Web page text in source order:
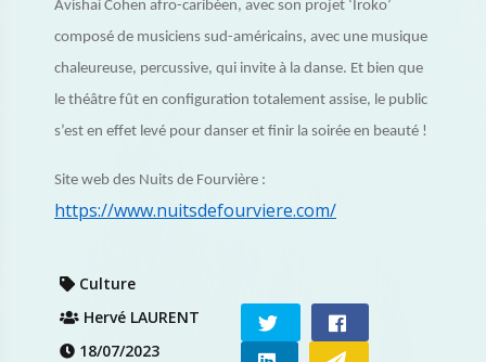
Avishai Cohen afro-caribéen, avec son projet ‘Iroko’
composé de musiciens sud-américains, avec une musique
chaleureuse, percussive, qui invite à la danse. Et bien que
le théâtre fût en configuration totalement assise, le public
s’est en effet levé pour danser et finir la soirée en beauté !
Site web des Nuits de Fourvière :
https://www.nuitsdefourviere.com/
Culture
Hervé LAURENT
18/07/2023